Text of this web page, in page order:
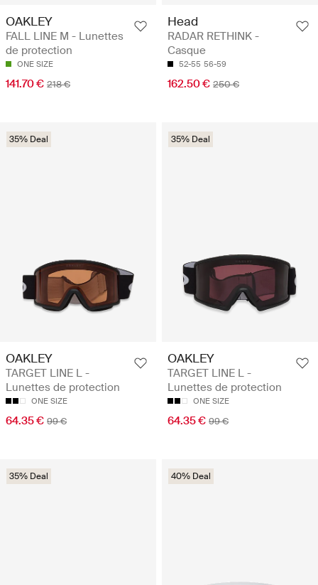
OAKLEY
FALL LINE M - Lunettes
de protection
ONE SIZE
141.70 € 218 €
Head
RADAR RETHINK -
Casque
52-55 56-59
162.50 € 250 €
35% Deal
OAKLEY
TARGET LINE L -
Lunettes de protection
ONE SIZE
64.35 € 99 €
35% Deal
OAKLEY
TARGET LINE L -
Lunettes de protection
ONE SIZE
64.35 € 99 €
35% Deal 40% Deal